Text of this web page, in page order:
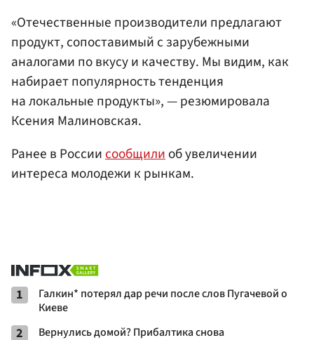
«Отечественные производители предлагают
продукт, сопоставимый с зарубежными
аналогами по вкусу и качеству. Мы видим, как
набирает популярность тенденция
на локальные продукты», — резюмировала
Ксения Малиновская.
Ранее в Россиисообщилиоб увеличении
интереса молодежи к рынкам.
1
Галкин* потерял дар речи после слов Пугачевой о
Киеве
2
Вернулись домой? Прибалтика снова